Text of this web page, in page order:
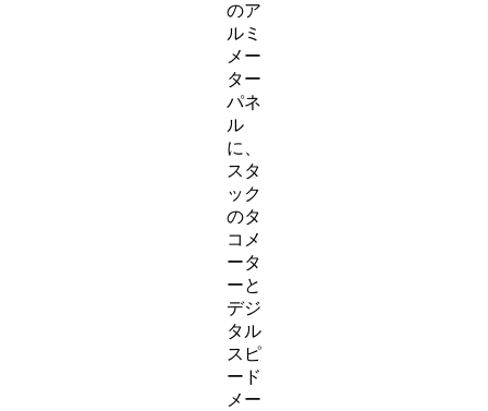
のア
ルミ
メー
ター
パネ
ル
に、
スタ
ック
のタ
コメ
ータ
ーと
デジ
タル
スピ
ード
メー